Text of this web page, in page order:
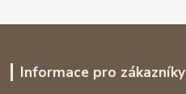
Informace pro zákazníky